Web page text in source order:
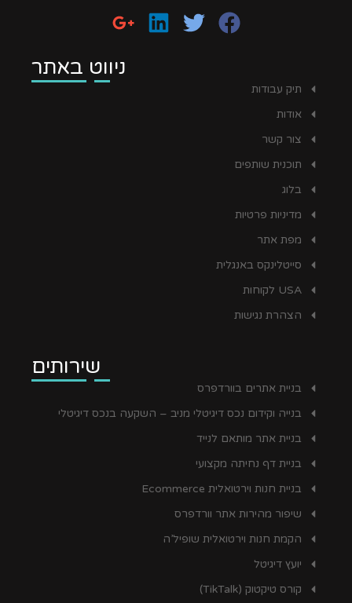
ניווט באתר
תיק עבודות
אודות
צור קשר
תוכנית שותפים
בלוג
מדיניות פרטיות
מפת אתר
סייטלינקס באנגלית
USA לקוחות
הצהרת נגישות
שירותים
בניית אתרים בוורדפרס
בנייה וקידום נכס דיגיטלי מניב – השקעה בנכס דיגיטלי
בניית אתר מותאם לנייד
בניית דף נחיתה מקצועי
בניית חנות וירטואלית Ecommerce
שיפור מהירות אתר וורדפרס
הקמת חנות וירטואלית שופיל’ה
יועץ דיגיטל
קורס טיקטוק (TikTalk)